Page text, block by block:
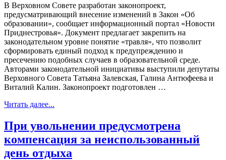
В Верховном Совете разработан законопроект,
предусматривающий внесение изменений в Закон «Об
образовании», сообщает информационный портал «Новости
Приднестровья». Документ предлагает закрепить на
законодательном уровне понятие «травля», что позволит
сформировать единый подход к предупреждению и
пресечению подобных случаев в образовательной среде.
Авторами законодательной инициативы выступили депутаты
Верховного Совета Татьяна Залевская, Галина Антюфеева и
Виталий Калин. Законопроект подготовлен …
Читать далее...
При увольнении предусмотрена
компенсация за неиспользованный
день отдыха